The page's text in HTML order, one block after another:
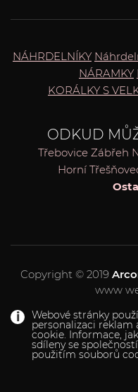
Webové stránky
personalizaci reklam
cookie. Informace,
sdíleny se
použitím souborů
NÁHRDELNÍKY
NÁRAMKY
KORÁLKY S
ODKUD
Třebovice Zábřeh
Horní
Copyright © 2019
www